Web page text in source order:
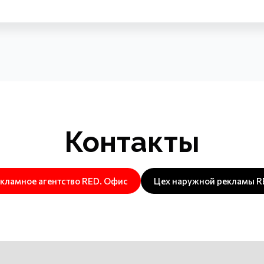
Контакты
агентство RED. Офис Цех наружной рекламы